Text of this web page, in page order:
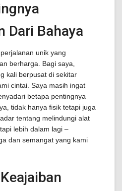
Dari Bahaya
unik yang
berharga. Bagi saya,
kali berpusat di sekitar
cintai. Saya masih ingat
betapa pentingnya
tidak hanya fisik tetapi juga
tentang melindungi alat
lebih dalam lagi –
dan semangat yang kami